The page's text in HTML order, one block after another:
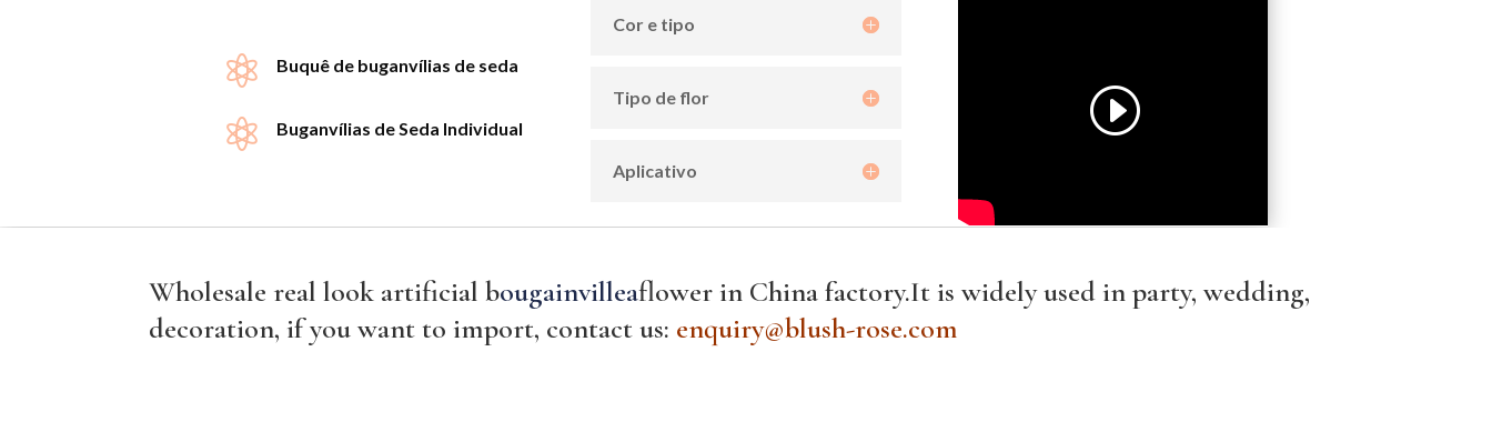
 Buquê de buganvílias de seda
 Buganvílias de Seda Individual
Cor e tipo
Tipo de flor
Aplicativo
Wholesale real look artificial bougainvilleaflower in China factory.It is widely used in party, wedding,
decoration, if you want to import, contact us: enquiry@blush-rose.com